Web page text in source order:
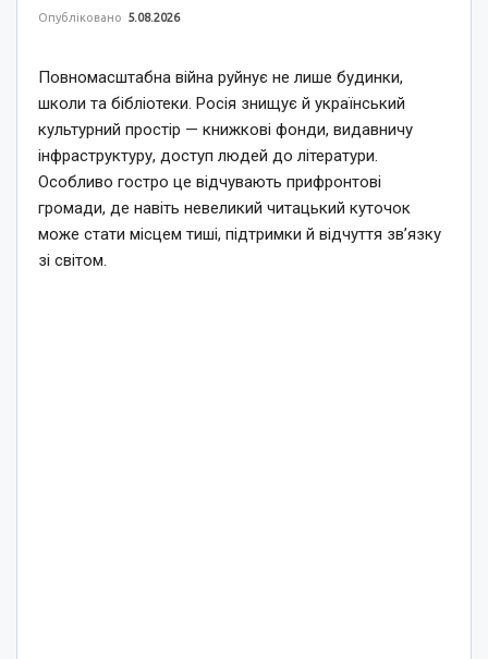
Опубліковано 5.08.2026
Повномасштабна війна руйнує не лише будинки,
школи та бібліотеки. Росія знищує й український
культурний простір — книжкові фонди, видавничу
інфраструктуру, доступ людей до літератури.
Особливо гостро це відчувають прифронтові
громади, де навіть невеликий читацький куточок
може стати місцем тиші, підтримки й відчуття зв’язку
зі світом.